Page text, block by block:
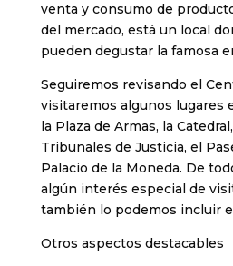
venta y consumo de
del mercado, está un local
pueden degustar la famosa
Seguiremos revisando el
visitaremos algunos lugares
la Plaza de Armas, la
Tribunales de Justicia, el
Palacio de la Moneda. De
algún interés especial de
también lo podemos incluir
Otros aspectos destacables